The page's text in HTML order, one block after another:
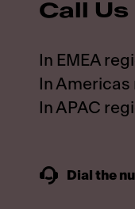
Call Us
In EMEA
In
In APAC
Dial the